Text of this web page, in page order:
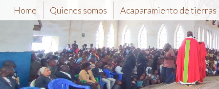
Home Quienes somos Acaparamiento de tierras